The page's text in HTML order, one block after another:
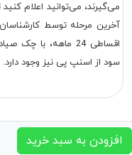
می‌گیرند، می‌توانید اعلام
آخرین مرحله توسط
سود از اسنپ پی نیز وجود دارد.
افزودن به سبد خرید